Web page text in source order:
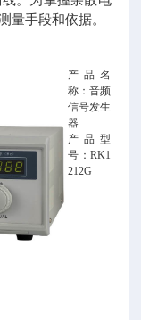
量手段和依据。
产品名
称：音频
信号发生
器
产品型
号：RK1
212G